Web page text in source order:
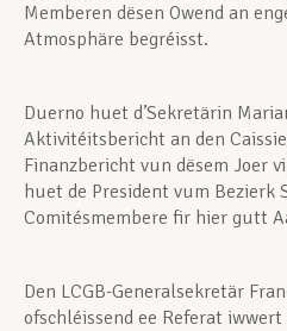
Memberen dësen Owend an
Atmosphäre begréisst.
Duerno huet d’Sekretärin
Aktivitéitsbericht an den
Finanzbericht vun dësem Joer
huet de President vum Bezierk
Comitésmembere fir hier gutt
Den LCGB-Generalsekretär
ofschléissend ee Referat